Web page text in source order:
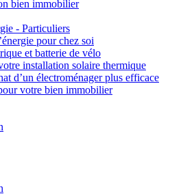
bien immobilier
- Particuliers
pour chez soi
et batterie de vélo
installation solaire thermique
d’un électroménager plus efficace
votre bien immobilier